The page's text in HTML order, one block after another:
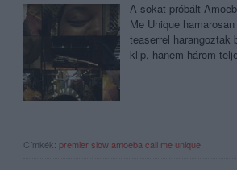
A sokat próbált
Me Unique
teaserrel harangoztak
klip, hanem három
Címkék: premierslowamoeba call me unique